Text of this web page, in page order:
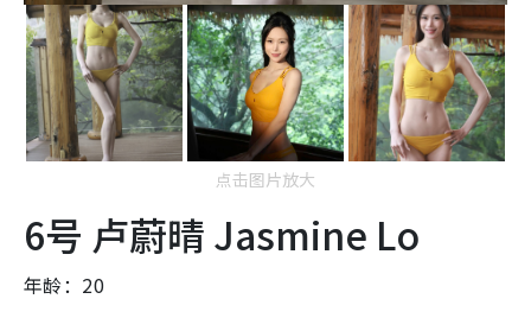
点击图片放大
6号 卢蔚晴 Jasmine Lo
年龄：20